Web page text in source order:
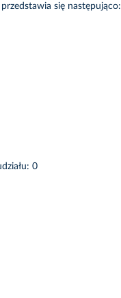
się następująco:
0